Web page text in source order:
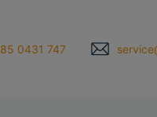
0431 747